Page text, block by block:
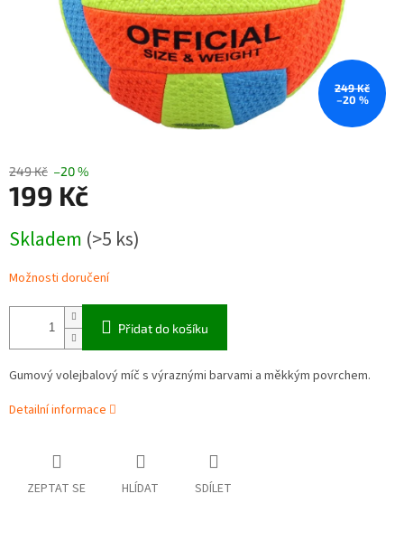
249 Kč
–20 %
249 Kč –20 %
199 Kč
cena:
Skladem (>5 ks)
Možnosti doručení
Přidat do košíku
Gumový volejbalový míč s výraznými barvami a měkkým povrchem.
Detailní informace
ZEPTAT SE HLÍDAT SDÍLET